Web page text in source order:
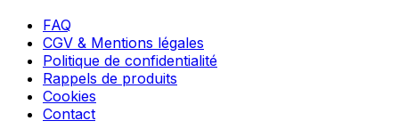
FAQ
CGV & Mentions légales
Politique de confidentialité
Rappels de produits
Cookies
Contact